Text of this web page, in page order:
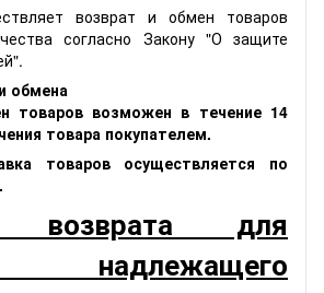
возврат и обмен товаров
согласно Закону "О защите
обмена
товаров возможен в течение 14
товара покупателем.
товаров осуществляется по
возврата для
надлежащего